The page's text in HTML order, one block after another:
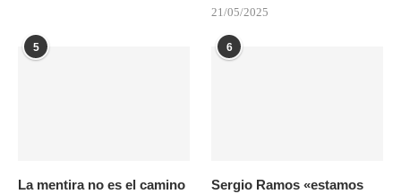
21/05/2025
5
La mentira no es el camino
6
Sergio Ramos «estamos